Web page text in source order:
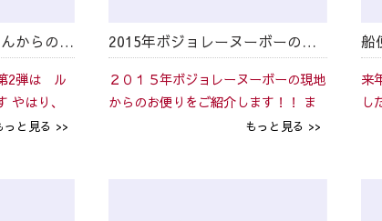
ルーデュモン 仲田さんからのボジョレーヌーヴォー２０１５
2弾は ル
やはり、
りそうで
っと見る >>
2015年ボジョレーヌーボーの出来は？ゴーチェさんからの現地情報
２０１５年ボジョレーヌーボーの現地
からのお便りをご紹介します！！ ま
ずは ゴーチェさんからメール来まし
もっと見る >>
来
し